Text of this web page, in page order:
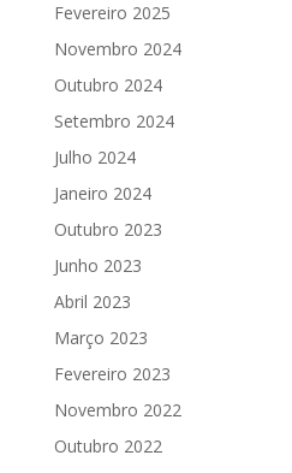
Fevereiro 2025
Novembro 2024
Outubro 2024
Setembro 2024
Julho 2024
Janeiro 2024
Outubro 2023
Junho 2023
Abril 2023
Março 2023
Fevereiro 2023
Novembro 2022
Outubro 2022